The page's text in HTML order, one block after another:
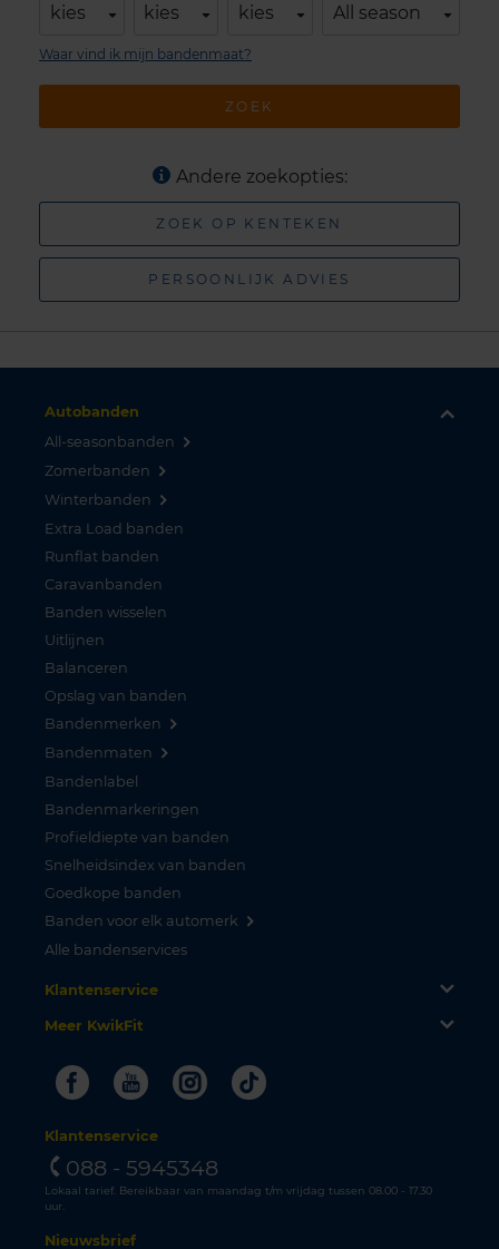
kies kies kies All season
ZOEK
Waar vind ik mijn bandenmaat?
Andere zoekopties:
ZOEK OP KENTEKEN
PERSOONLIJK ADVIES
Autobanden
All-seasonbanden
Zomerbanden
Winterbanden
Extra Load banden
Runflat banden
Caravanbanden
Banden wisselen
Uitlijnen
Balanceren
Opslag van banden
Bandenmerken
Bandenmaten
Bandenlabel
Bandenmarkeringen
Profieldiepte van banden
Snelheidsindex van banden
Goedkope banden
Banden voor elk automerk
Alle bandenservices
Klantenservice
Meer KwikFit
FacebookYoutubeInstagram
Tiktok
Klantenservice
088 - 5945348
Lokaal tarief. Bereikbaar van maandag t/m vrijdag tussen 08.00 - 17.30
uur.
Nieuwsbrief